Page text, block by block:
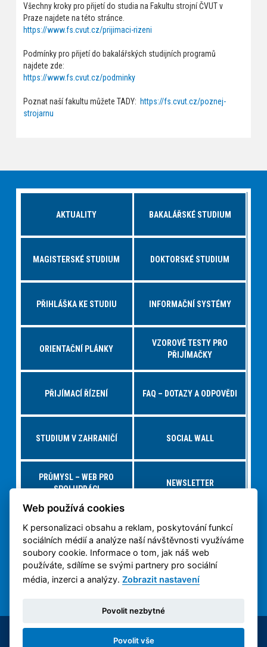
Všechny kroky pro přijetí do studia na Fakultu strojní ČVUT v
Praze najdete na této stránce.
https://www.fs.cvut.cz/prijimaci-rizeni
Podmínky pro přijetí do bakalářských studijních programů
najdete zde:
https://www.fs.cvut.cz/podminky
Poznat naší fakultu můžete TADY: https://fs.cvut.cz/poznej-
strojarnu
AKTUALITY BAKALÁŘSKÉ STUDIUM
MAGISTERSKÉ STUDIUM DOKTORSKÉ STUDIUM
PŘIHLÁŠKA KE STUDIU INFORMAČNÍ SYSTÉMY
ORIENTAČNÍ PLÁNKY
VZOROVÉ TESTY PRO
PŘIJÍMAČKY
PŘIJÍMACÍ ŘÍZENÍ FAQ – DOTAZY A ODPOVĚDI
STUDIUM V ZAHRANIČÍ SOCIAL WALL
PRŮMYSL – WEB PRO
SPOLUPRÁCI
NEWSLETTER
NABÍDKY PRÁCE – JOBS FS VIRTUÁLNÍ PROHLÍDKA
3D TISK NA ČVUT
OCHRANA OSOBNÍCH
ÚDAJŮ
© 2014-2026 ČVUT FS | All rights reserved |
Web používá cookies
K personalizaci obsahu a reklam, poskytování funkcí
sociálních médií a analýze naší návštěvnosti využíváme
soubory cookie. Informace o tom, jak náš web
používáte, sdílíme se svými partnery pro sociální
média, inzerci a analýzy.Zobrazit nastavení
Povolit nezbytné
Povolit vše